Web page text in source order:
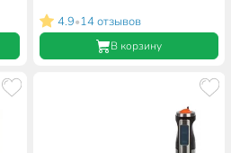
4.9•14 отзывов
В корзину